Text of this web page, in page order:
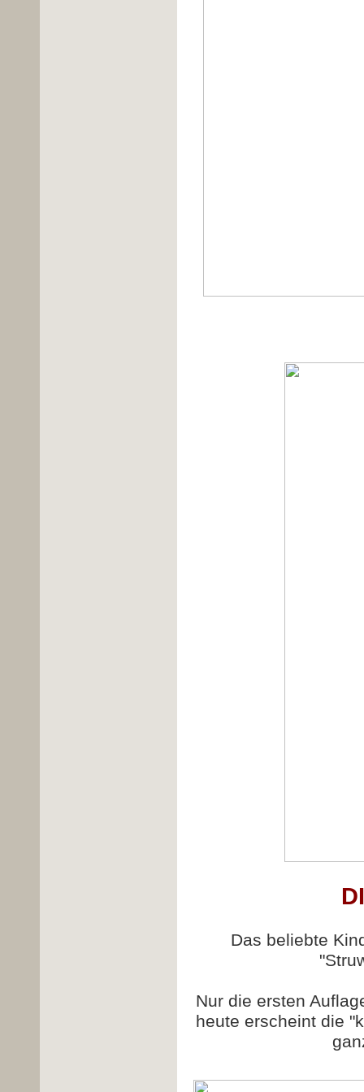
Das beliebte
Nur die ersten
heute erscheint die